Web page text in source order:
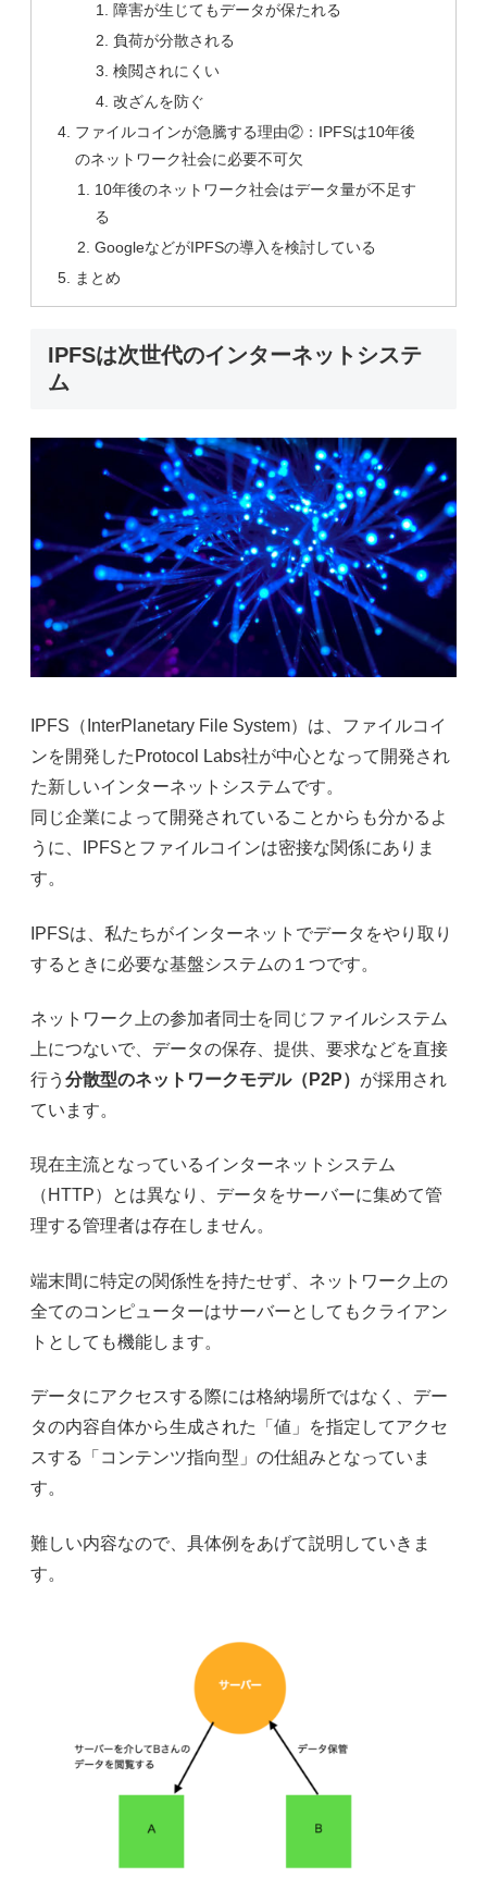
障害が生じてもデータが保たれる
負荷が分散される
検閲されにくい
改ざんを防ぐ
ファイルコインが急騰する理由②：IPFSは10年後
のネットワーク社会に必要不可欠
10年後のネットワーク社会はデータ量が不足す
る
GoogleなどがIPFSの導入を検討している
まとめ
IPFSは次世代のインターネットシステ
ム
IPFS （ InterPlanetary File System）は、ファイルコイ
ンを開発した Protocol Labs社が中心となって開発され
た新しいインターネットシステムです。
同じ企業によって開発されていることからも分かるよ
うに、
IPFSとファイルコインは密接な関係にありま
す。
IPFSは、私たちがインターネットでデータをやり取り
するときに必要な基盤システムの１つです。
ネットワーク上の参加者同士を同じファイルシステム
上につないで、データの保存、提供、要求などを直接
行う 分散型のネットワークモデル（ P2P） が採用され
ています。
現在主流となっているインターネットシステム
（ HTTP）とは異なり、データをサーバーに集めて管
理する管理者は存在しません。
端末間に特定の関係性を持たせず、ネットワーク上の
全てのコンピューターはサーバーとしてもクライアン
トとしても機能します。
データにアクセスする際には格納場所ではなく、デー
タの内容自体から生成された「値」を指定してアクセ
スする「コンテンツ指向型」の仕組みとなっていま
す。
難しい内容なので、具体例をあげて説明していきま
す。